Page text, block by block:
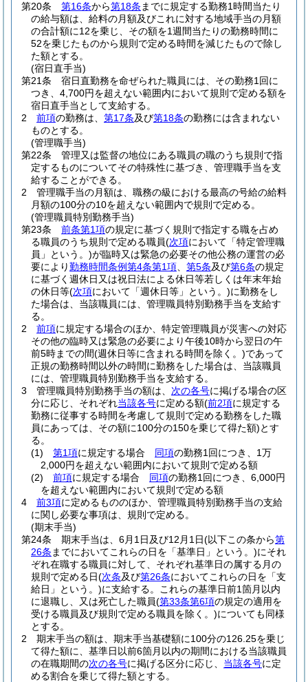
第20条
第16条から第18条 までに規定する勤務1時間当たり
の給与額は、給料の月額及びこれに対する地域手当の月額
の合計額に12を乗じ、その額を1週間当たりの勤務時間に
52を乗じたものから規則で定める時間を減じたもので除し
た額とする。
(宿日直手当)
第21条
宿日直勤務を命ぜられた職員には、その勤務1回に
つき、4,700円を超えない範囲内において規則で定める額を
宿日直手当として支給する。
2
前項の勤務は、 第17条及び第18条の勤務には含まれない
ものとする。
(管理職手当)
第22条
管理又は監督の地位にある職員の職のうち規則で指
定するものについてその特殊性に基づき、管理職手当を支
給することができる。
2
管理職手当の月額は、職務の級における最高の号給の給料
月額の100分の10を超えない範囲内で規則で定める。
(管理職員特別勤務手当)
第23条
前条第1項の規定に基づく規則で指定する職を占め
る職員のうち規則で定める職員(次項において「特定管理職
員」という。)が臨時又は緊急の必要その他公務の運営の必
要により勤務時間条例第4条第1項 第5条及び第6条の規定
に基づく週休日又は祝日法による休日等若しくは年末年始
の休日等(次項において「週休日等」という。)に勤務をし
た場合は、当該職員には、管理職員特別勤務手当を支給す
る。
2
前項に規定する場合のほか、特定管理職員が災害への対応
その他の臨時又は緊急の必要により午後10時から翌日の午
前5時までの間(週休日等に含まれる時間を除く。)であって
正規の勤務時間以外の時間に勤務をした場合は、当該職員
には、管理職員特別勤務手当を支給する。
3
管理職員特別勤務手当の額は、 次の各号に掲げる場合の区
分に応じ、それぞれ当該各号に定める額(前2項に規定する
勤務に従事する時間を考慮して規則で定める勤務をした職
員にあっては、その額に100分の150を乗じて得た額)とす
る。
(1)
第1項に規定する場合 同項の勤務1回につき、1万
2,000円を超えない範囲内において規則で定める額
(2)
前項に規定する場合 同項の勤務1回につき、6,000円
を超えない範囲内において規則で定める額
4
前3項に定めるもののほか、管理職員特別勤務手当の支給
に関し必要な事項は、規則で定める。
(期末手当)
第24条
期末手当は、6月1日及び12月1日(以下この条から第
26条 までにおいてこれらの日を「基準日」という。)にそれ
ぞれ在職する職員に対して、それぞれ基準日の属する月の
規則で定める日(次条及び第26条においてこれらの日を「支
給日」という。)に支給する。
これらの基準日前1箇月以内
に退職し、又は死亡した職員(第33条第6項の規定の適用を
受ける職員及び規則で定める職員を除く。)についても同様
とする。
2
期末手当の額は、期末手当基礎額に100分の126.25を乗じ
て得た額に、基準日以前6箇月以内の期間における当該職員
の在職期間の次の各号に掲げる区分に応じ、 当該各号に定
める割合を乗じて得た額とする。